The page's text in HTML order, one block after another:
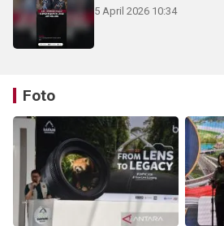
5 April 2026 10:34
Foto